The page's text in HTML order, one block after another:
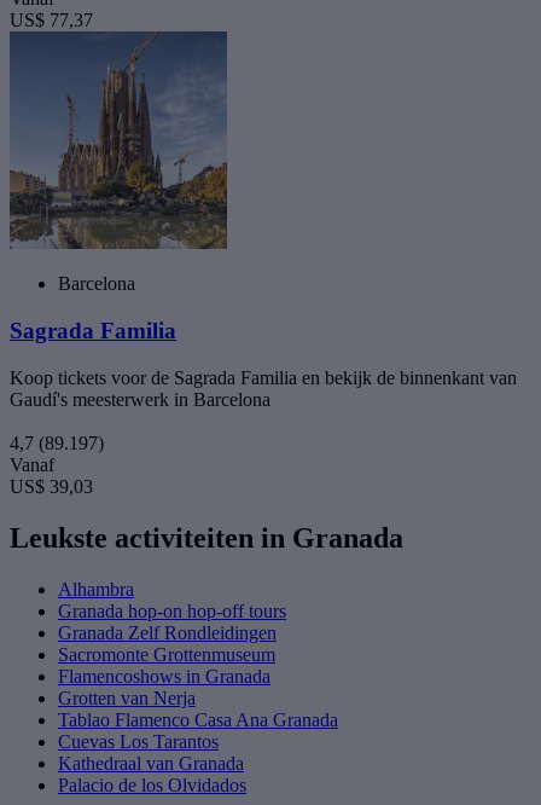
US$ 77,37
Barcelona
Sagrada Familia
Koop tickets voor de Sagrada Familia en bekijk de binnenkant van
Gaudí's meesterwerk in Barcelona
4,7 (89.197)
Vanaf
US$ 39,03
Leukste activiteiten in Granada
Alhambra
Granada hop-on hop-off tours
Granada Zelf Rondleidingen
Sacromonte Grottenmuseum
Flamencoshows in Granada
Grotten van Nerja
Tablao Flamenco Casa Ana Granada
Cuevas Los Tarantos
Kathedraal van Granada
Palacio de los Olvidados